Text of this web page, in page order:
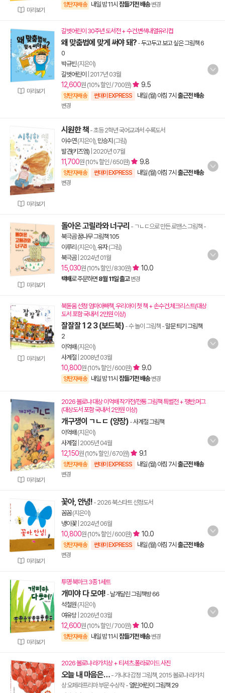
미리보기
양탄자배송 내일 밤 11시 잠들기전 배송 변경
미리보기
길벗어린이 30주년 도서전 + 수건.변색내열유리컵
왜 맞춤법에 맞게 써야 돼? -두고두고 보고 싶은 그림책 6
0
박규빈 (지은이)
길벗어린이
2017년 03월
12,600원 (10% 할인 / 700원) 9.5
양탄자배송 썬데이 EXPRESS 내일 (월) 아침 7시 출근전 배송
변경
미리보기
시원한 책 - 초등 2학년 국어교과서 수록도서
이수연(지은이), 민승지 (그림)
발견(키즈엠) 2020년 07월
11,700원 (10% 할인 / 650원) 9.8
양탄자배송 썬데이 EXPRESS 내일 (월) 아침 7시 출근전 배송
변경
미리보기
돌아온 고릴라와 너구리 - ㄱㄴㄷ으로 만든 로맨스 그림책 -
북극곰 꿈나무 그림책 105
이루리 (지은이), 유자(그림)
북극곰| 2024년 01월
15,030원 (10% 할인 / 830원) 10.0
택배로 주문하면 8월 11일 출고 변경
미리보기
북돋움 선정 엄마아빠책, 우리아이 첫 책 + 손수건.체크리스트(대상
도서 포함 국내서 2만원 이상)
잘잘잘 1 2 3 (보드북) - 수 놀이 그림책 - 말문 틔기 그림책
2
이억배 (지은이)
사계절 2008년 03월
10,800원 (10% 할인 / 600원) 9.0
양탄자배송 내일 밤 11시 잠들기전 배송 변경
미리보기
2026 볼로냐 대상 이억배 작가전/전통 그림책 특별전 + 쟁반.머그
(대상도서 포함 국내서 2만원 이상)
개구쟁이 ㄱㄴㄷ (양장) -사계절 그림책
이억배 (지은이)
사계절 2005년 04월
12,150원 (10% 할인 / 670원) 9.1
양탄자배송 썬데이 EXPRESS 내일 (월) 아침 7시 출근전 배송
변경
미리보기
꽃아, 안녕! - 2026 북스타트 선정도서
꼼꼼(지은이)
냉이꽃| 2024년 06월
10,800원 (10% 할인 / 600원) 10.0
양탄자배송 썬데이 EXPRESS 내일 (월) 아침 7시 출근전 배송
변경
미리보기
투명 북마크 3종 1세트
개미야 다 모여! - 날개달린 그림책방 66
석철원 (지은이)
여유당| 2026년 03월
12,600원 (10% 할인 / 700원) 10.0
양탄자배송 내일 밤 11시 잠들기전 배송 변경
2026 볼로냐 라가치상 + 티셔츠.폴라로이드 사진
오늘 내 마음은… - 가나다 감정 그림책, 2015 볼로냐 라가치
상 오페라프리마 부문 수상작- 열린어린이 그림책 29